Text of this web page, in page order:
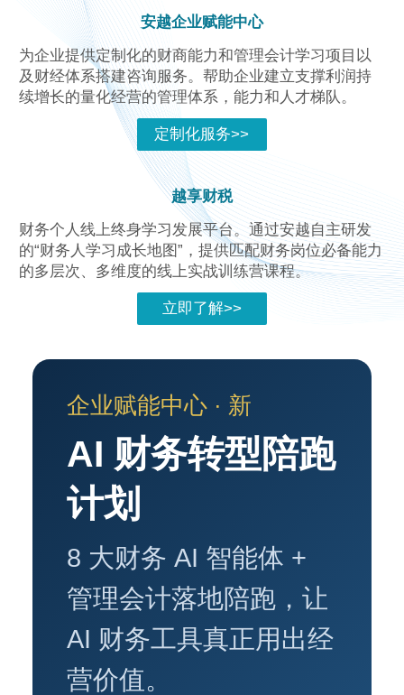
安越企业赋能中心
为企业提供定制化的财商能力和管理会计学习项目以
及财经体系搭建咨询服务。帮助企业建立支撑利润持
续增长的量化经营的管理体系，能力和人才梯队。
定制化服务>>
越享财税
财务个人线上终身学习发展平台。通过安越自主研发
的“财务人学习成长地图”，提供匹配财务岗位必备能力
的多层次、多维度的线上实战训练营课程。
立即了解>>
企业赋能中心 · 新
AI 财务转型陪跑
计划
8 大财务 AI 智能体 +
管理会计落地陪跑，让
AI 财务工具真正用出经
营价值。